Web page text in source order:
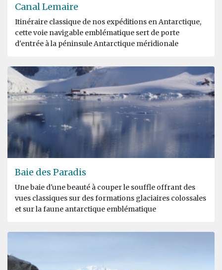
Canal Lemaire
Itinéraire classique de nos expéditions en Antarctique,
cette voie navigable emblématique sert de porte
d'entrée à la péninsule Antarctique méridionale
Baie des Paradis
Une baie d'une beauté à couper le souffle offrant des
vues classiques sur des formations glaciaires colossales
et sur la faune antarctique emblématique